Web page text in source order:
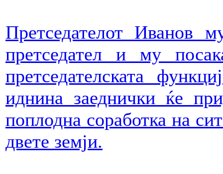
Претседателот Иванов
претседател и му
претседателската
иднина заеднички ќе
поплодна соработка на
двете земји.